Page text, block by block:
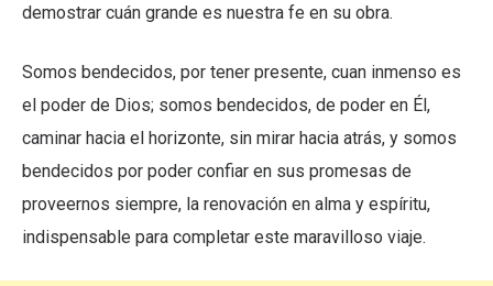
demostrar cuán grande es nuestra fe en su obra.
Somos bendecidos, por tener presente, cuan inmenso es
el poder de Dios; somos bendecidos, de poder en Él,
caminar hacia el horizonte, sin mirar hacia atrás, y somos
bendecidos por poder confiar en sus promesas de
proveernos siempre, la renovación en alma y espíritu,
indispensable para completar este maravilloso viaje.